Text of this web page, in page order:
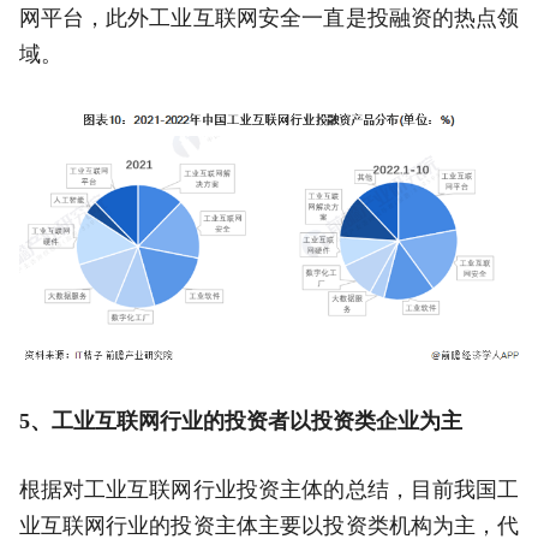
网平台，此外工业互联网安全一直是投融资的热点领
域。
5、工业互联网行业的投资者以投资类企业为主
根据对工业互联网行业投资主体的总结，目前我国工
业互联网行业的投资主体主要以投资类机构为主，代